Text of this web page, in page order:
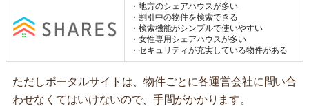
・地方のシェアハウスが多い
・割引中の物件を検索できる
・検索機能がシンプルで使いやすい
・女性専用シェアハウスが多い
・セキュリティが充実している物件がある
ただしポータルサイトは、物件ごとに各運営会社に問い合
わせなくてはいけないので、手間がかかります。